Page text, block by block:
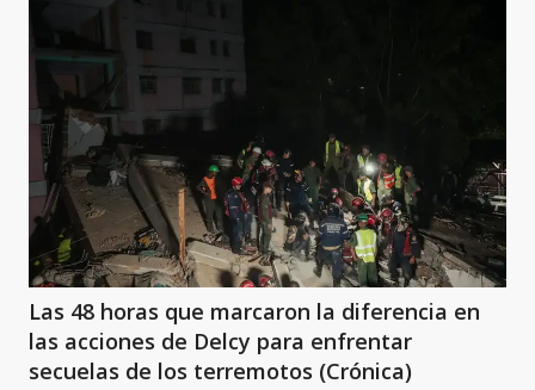
Las 48 horas que marcaron la diferencia en
las acciones de Delcy para enfrentar
secuelas de los terremotos (Crónica)